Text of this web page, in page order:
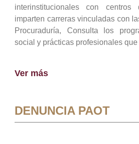
interinstitucionales con
imparten carreras vinculadas con
Procuraduría, Consulta los
social y prácticas profesionales que
Ver más
DENUNCIA PAOT